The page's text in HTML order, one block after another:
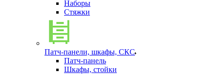
Наборы
Стяжки
Патч-панели, шкафы, СКС
Патч-панель
Шкафы, стойки